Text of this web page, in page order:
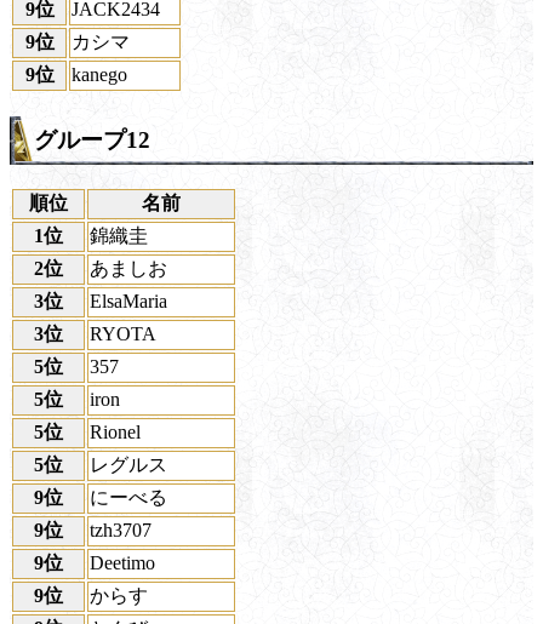
9位
JACK2434
9位
カシマ
9位
kanego
グループ12
順位
名前
1位
錦織圭
2位
あましお
3位
ElsaMaria
3位
RYOTA
5位
357
5位
iron
5位
Rionel
5位
レグルス
9位
にーべる
9位
tzh3707
9位
Deetimo
9位
からす